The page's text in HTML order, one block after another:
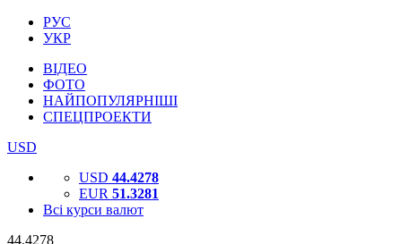
РУС
УКР
ВІДЕО
ФОТО
НАЙПОПУЛЯРНІШІ
СПЕЦПРОЕКТИ
USD
USD 44.4278
EUR 51.3281
Всі курси валют
44.4278